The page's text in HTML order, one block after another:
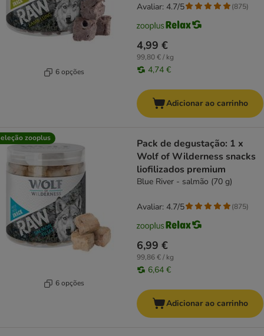
6 opções
4,99 €
99,80 € / kg
4,74 €
Avaliar: 4.7/5 (875)
Adicionar ao carrinho
zooplus
6 opções
Pack de degustação: 1 x
Wolf of Wilderness snacks
liofilizados premium
Blue River - salmão (70 g)
6,99 €
99,86 € / kg
6,64 €
Avaliar: 4.7/5 (875)
Adicionar ao carrinho